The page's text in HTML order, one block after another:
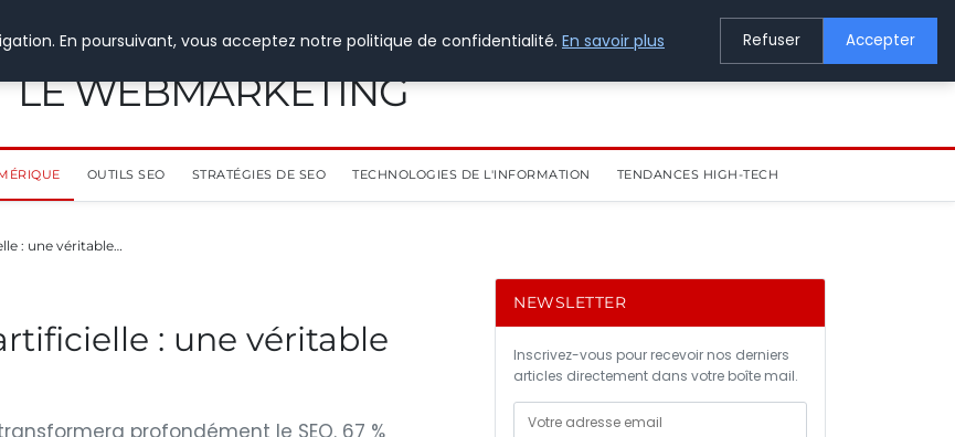
LE WEBMARKETING
OUTILS SEO STRATÉGIES DE SEO TECHNOLOGIES DE L'INFORMATION TENDANCES HIGH-TECH
: une véritable…
: une véritable
transformera profondément le SEO. 67 %
NEWSLETTER
Inscrivez-vous pour recevoir nos derniers
articles directement dans votre boîte mail.
En poursuivant, vous acceptez notre politique de confidentialité. En savoir plus Refuser Accepter